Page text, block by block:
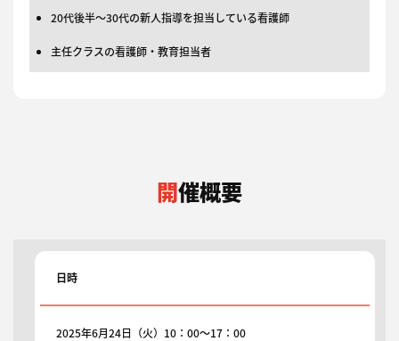
20代後半～30代の新人指導を担当している看護師
主任クラスの看護師・教育担当者
開催概要
日時
2025年6月24日（火）10：00～17：00